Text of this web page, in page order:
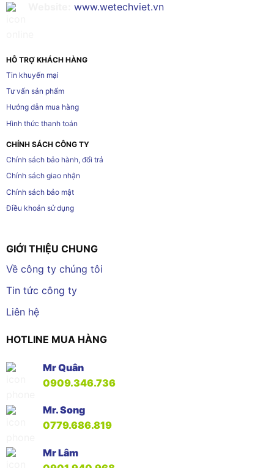
www.wetechviet.vn
HỖ TRỢ KHÁCH HÀNG
Tin khuyến mại
Tư vấn sản phẩm
Hướng dẫn mua hàng
Hình thức thanh toán
CHÍNH SÁCH CÔNG TY
Chính sách bảo hành, đổi trả
Chính sách giao nhận
Chính sách bảo mật
Điều khoản sử dụng
GIỚI THIỆU CHUNG
Về công ty chúng tôi
Tin tức công ty
Liên hệ
HOTLINE MUA HÀNG
Mr Quân
0909.346.736
Mr. Song
0779.686.819
Mr Lâm